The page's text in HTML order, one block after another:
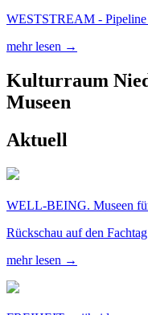
WESTSTREAM -
mehr lesen →
Kulturraum
Museen
Aktuell
WELL-BEING. Museen
Rückschau auf den
mehr lesen →